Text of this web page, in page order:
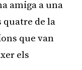
amiga a una
quatre de la
que van
els